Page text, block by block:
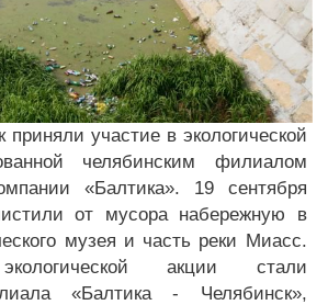
приняли участие в экологической
челябинским филиалом
«Балтика». 19 сентября
от мусора набережную в
музея и часть реки Миасс.
акции стали
«Балтика - Челябинск»,